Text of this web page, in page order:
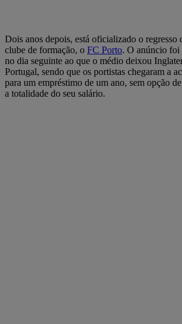
Dois anos depois, está oficializado o regresso
clube de formação, o FC Porto. O anúncio foi
no dia seguinte ao que o médio deixou
Portugal, sendo que os portistas chegaram a
para um empréstimo de um ano, sem opção
a totalidade do seu salário.